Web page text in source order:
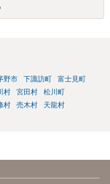
野市 下諏訪町
富士見町
村 宮田村
松川町
村 売木村
天龍村